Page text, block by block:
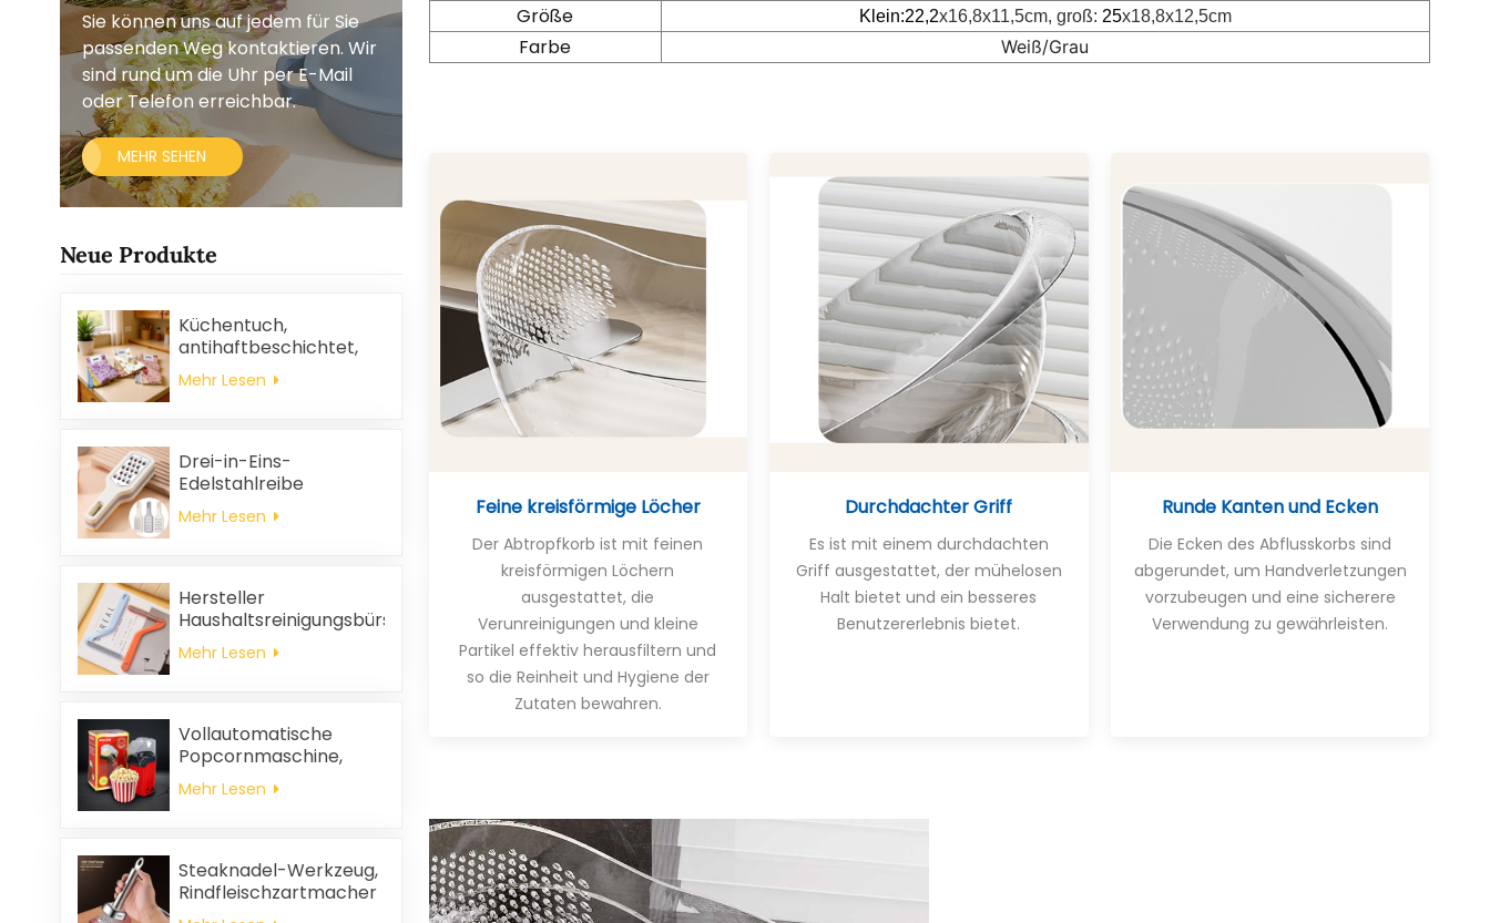
Sie können uns auf jedem für Sie
passenden Weg kontaktieren. Wir
sind rund um die Uhr per E-Mail
oder Telefon erreichbar.
MEHR SEHEN
Neue Produkte
Küchentuch,
antihaftbeschichtet,
ölabweisend, leicht zu
reinigen, dick, bedruckt,
wiederverwendbar,
umweltfreundlich
Mehr Lesen
Drei-in-Eins-
Edelstahlreibe
Mehr Lesen
Hersteller
Haushaltsreinigungsbürste
aus Kunststoff Kleidung
statische
Mehr Lesen
Vollautomatische
Popcornmaschine,
tragbare
Popcornmaschine für
Mehr Lesen
Steaknadel-Werkzeug,
Rindfleischzartmacher
Größe Klein:22,2x16,8x11,5cm, groß: 25x18,8x12,5cm
Farbe Weiß/Grau
Feine kreisförmige Löcher
Der Abtropfkorb ist mit feinen
kreisförmigen Löchern
ausgestattet, die
Verunreinigungen und kleine
Partikel effektiv herausfiltern und
so die Reinheit und Hygiene der
Zutaten bewahren.
Durchdachter Griff
Es ist mit einem durchdachten
Griff ausgestattet, der mühelosen
Halt bietet und ein besseres
Benutzererlebnis bietet.
Runde Kanten und Ecken
Die Ecken des Abflusskorbs sind
abgerundet, um Handverletzungen
vorzubeugen und eine sicherere
Verwendung zu gewährleisten.